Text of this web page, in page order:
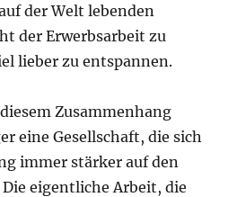
der Welt lebenden
der Erwerbsarbeit zu
lieber zu entspannen.
Zusammenhang
eine Gesellschaft, die sich
immer stärker auf den
eigentliche Arbeit, die